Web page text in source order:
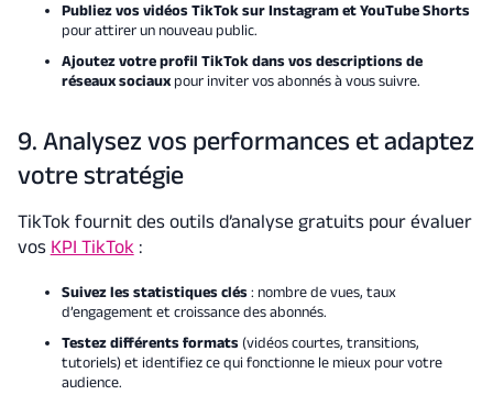
Publiez vos vidéos TikTok sur Instagram et YouTube Shorts
pour attirer un nouveau public.
Ajoutez votre profil TikTok dans vos descriptions de
réseaux sociauxpour inviter vos abonnés à vous suivre.
9. Analysez vos performances et adaptez
votre stratégie
TikTok fournit des outils d’analyse gratuits pour évaluer
vos KPI TikTok:
Suivez les statistiques clés : nombre de vues, taux
d’engagement et croissance des abonnés.
Testez différents formats (vidéos courtes, transitions,
tutoriels) et identifiez ce qui fonctionne le mieux pour votre
audience.